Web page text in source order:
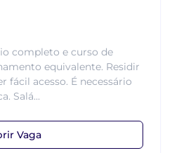
completo e curso de
equivalente. Residir
fácil acesso. É necessário
Salá...
Vaga